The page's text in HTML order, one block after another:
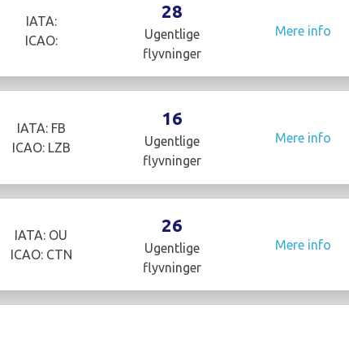
IATA:
ICAO:
28
Ugentlige
flyvninger
Mere info
IATA: FB
ICAO: LZB
16
Ugentlige
flyvninger
Mere info
IATA: OU
ICAO: CTN
26
Ugentlige
flyvninger
Mere info